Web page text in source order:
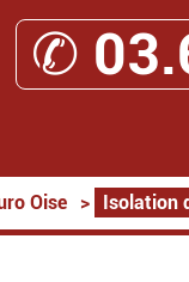
✆
Oise > Isolation